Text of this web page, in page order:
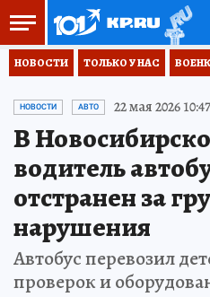
НОВОСТИ ТОЛЬКО У НАС
НОВОСТИ АВТО 22 мая 2026 10:47
В
водитель
отстранен за
нарушения
Автобус перевозил
проверок и